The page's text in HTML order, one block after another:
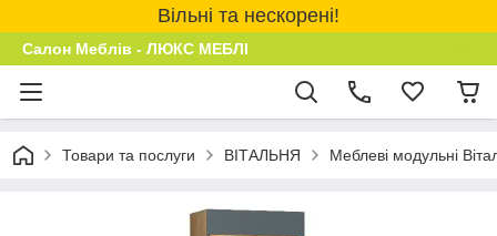
Вільні та нескорені!
Салон Меблів - ЛЮКС МЕБЛІ
Товари та послуги ВІТАЛЬНЯ Меблеві модульні